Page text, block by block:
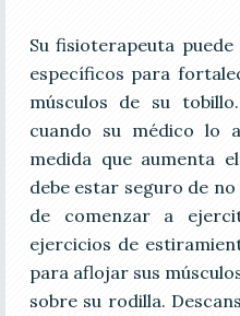
Su fisioterapeuta
específicos para
músculos de su
cuando su médico lo
medida que aumenta
debe estar seguro de
de comenzar a
ejercicios de
para aflojar sus
sobre su rodilla.